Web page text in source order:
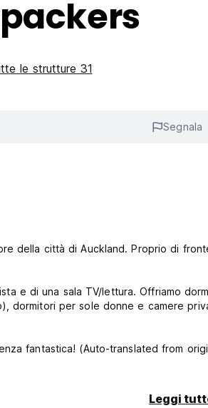
le strutture 31
Segnala
della città di Auckland. Proprio di
e di una sala TV/lettura. Offriamo
dormitori per sole donne e camere
fantastica! (Auto-translated from
Leggi